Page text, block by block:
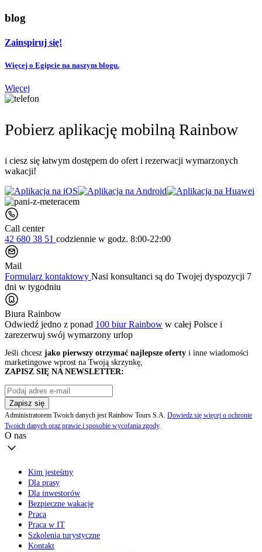
blog
Zainspiruj się!
Więcej o Egipcie na naszym blogu.
Więcej
Pobierz aplikację mobilną Rainbow
i ciesz się łatwym dostępem do ofert i rezerwacji wymarzonych
wakacji!
Call center
42 680 38 51 codziennie w godz. 8:00-22:00
Mail
Formularz kontaktowy Nasi konsultanci są do Twojej dyspozycji 7
dni w tygodniu
Biura Rainbow
Odwiedź jedno z ponad 100 biur Rainbow w całej Polsce i
zarezerwuj swój wymarzony urlop
Jeśli chcesz jako pierwszy otrzymać najlepsze oferty i inne wiadomości
marketingowe wprost na Twoją skrzynkę,
ZAPISZ SIĘ NA NEWSLETTER:
Zapisz się
Administratorem Twoich danych jest Rainbow Tours S.A. Dowiedz się więcej o ochronie
Twoich danych oraz prawie i sposobie wycofania zgody.
O nas
Kim jesteśmy
Dla prasy
Dla inwestorów
Bezpieczne wakacje
Praca
Praca w IT
Szkolenia turystyczne
Kontakt